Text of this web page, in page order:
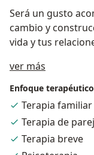
Será un gusto
cambio y
vida y tus
ver más
Enfoque terapéutico
Terapia familiar
Terapia de
Terapia breve